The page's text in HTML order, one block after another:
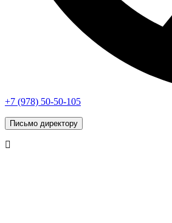
+7 (978) 50-50-105
Письмо директору